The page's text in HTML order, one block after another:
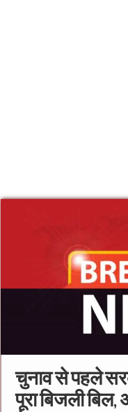
चुनाव से पहले
पूरा बिजली बिल,